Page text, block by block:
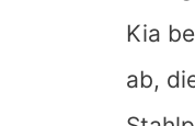
Kia
ab,